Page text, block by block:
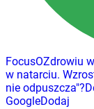
FocusOZdrowiu
w natarciu.
nie odpuszcza"?
GoogleDodaj